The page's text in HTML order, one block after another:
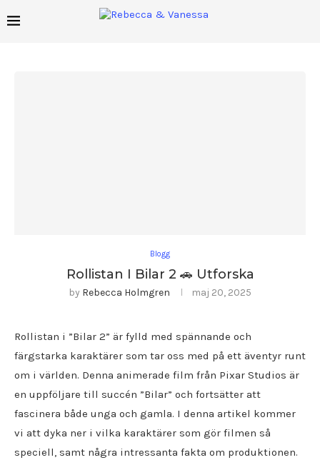
Blogg
Rollistan I Bilar 2 🚗 Utforska
by Rebecca Holmgren maj 20, 2025
Rollistan i ”Bilar 2” är fylld med spännande och
färgstarka karaktärer som tar oss med på ett äventyr runt
om i världen. Denna animerade film från Pixar Studios är
en uppföljare till succén ”Bilar” och fortsätter att
fascinera både unga och gamla. I denna artikel kommer
vi att dyka ner i vilka karaktärer som gör filmen så
speciell, samt några intressanta fakta om produktionen.